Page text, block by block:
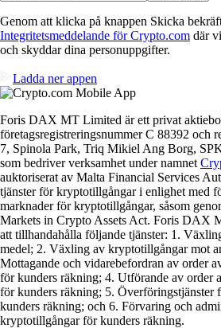
Genom att klicka på knappen Skicka
Integritetsmeddelande för Crypto.com där
och skyddar dina personuppgifter.
Ladda ner appen
Foris DAX MT Limited är ett privat
företagsregistreringsnummer C 88392 och
7, Spinola Park, Triq Mikiel Ang Borg,
som bedriver verksamhet under namnet
auktoriserat av Malta Financial Services
tjänster för kryptotillgångar i enlighet med
marknader för kryptotillgångar, såsom
Markets in Crypto Assets Act. Foris DAX
att tillhandahålla följande tjänster: 1.
medel; 2. Växling av kryptotillgångar mot
Mottagande och vidarebefordran av order
för kunders räkning; 4. Utförande av order
för kunders räkning; 5.
kunders räkning; och 6. Förvaring och
kryptotillgångar för kunders räkning.